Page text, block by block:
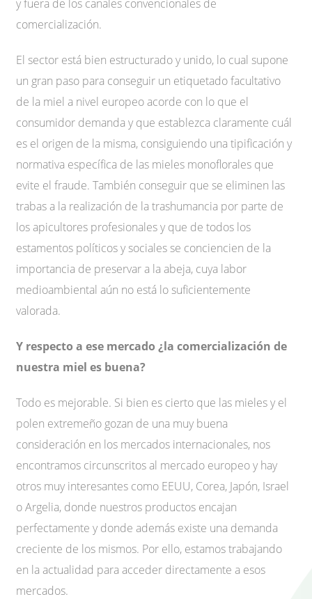
y fuera de los canales convencionales de
comercialización.
El sector está bien estructurado y unido, lo cual supone
un gran paso para conseguir un etiquetado facultativo
de la miel a nivel europeo acorde con lo que el
consumidor demanda y que establezca claramente cuál
es el origen de la misma, consiguiendo una tipificación y
normativa específica de las mieles monoflorales que
evite el fraude. También conseguir que se eliminen las
trabas a la realización de la trashumancia por parte de
los apicultores profesionales y que de todos los
estamentos políticos y sociales se conciencien de la
importancia de preservar a la abeja, cuya labor
medioambiental aún no está lo suficientemente
valorada.
Y respecto a ese mercado ¿la comercialización de
nuestra miel es buena?
Todo es mejorable. Si bien es cierto que las mieles y el
polen extremeño gozan de una muy buena
consideración en los mercados internacionales, nos
encontramos circunscritos al mercado europeo y hay
otros muy interesantes como EEUU, Corea, Japón, Israel
o Argelia, donde nuestros productos encajan
perfectamente y donde además existe una demanda
creciente de los mismos. Por ello, estamos trabajando
en la actualidad para acceder directamente a esos
mercados.